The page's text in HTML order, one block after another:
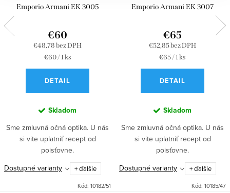
Emporio Armani EK 3005
€48,78 bez DPH
€60
Jednotková
cena:
€60 / 1 ks
DETAIL
Skladom
Sme zmluvná očná optika. U nás
si vite uplatniť recept od
poisťovne.
Dostupné varianty
+ ďalšie
Kód: 10182/51
Emporio Armani EK 3007
€52,85 bez DPH
€65
Jednotková
cena:
€65 / 1 ks
DETAIL
Skladom
Sme zmluvná očná optika. U nás
si vite uplatniť recept od
poisťovne.
Dostupné varianty
+ ďalšie
Kód: 10185/47